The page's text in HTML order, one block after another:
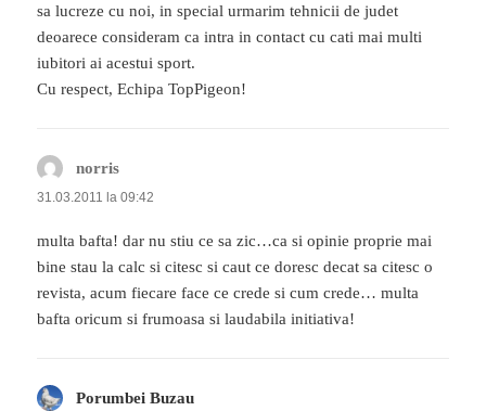
sa lucreze cu noi, in special urmarim tehnicii de judet
deoarece consideram ca intra in contact cu cati mai multi
iubitori ai acestui sport.
Cu respect, Echipa TopPigeon!
norris
31.03.2011 la 09:42
multa bafta! dar nu stiu ce sa zic…ca si opinie proprie mai
bine stau la calc si citesc si caut ce doresc decat sa citesc o
revista, acum fiecare face ce crede si cum crede… multa
bafta oricum si frumoasa si laudabila initiativa!
Porumbei Buzau